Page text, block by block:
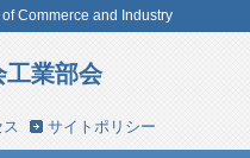
Commerce and Industry
工業部会
ス サイトポリシー